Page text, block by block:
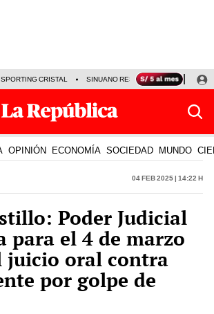
CRISTAL SINUANO RESULTADOS HOY
OPINIÓN ECONOMÍA SOCIEDAD MUNDO
04 Feb 2025 | 14:22 h
Poder Judicial
para el 4 de marzo
juicio oral contra
por golpe de